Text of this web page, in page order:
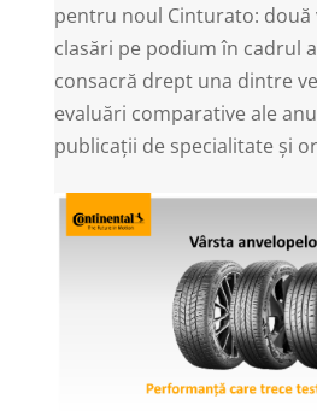
pentru noul Cinturato:
clasări pe podium în cadrul
consacră drept una dintre
evaluări comparative ale
publicații de specialitate și